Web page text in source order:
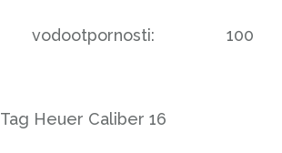
vodootpornosti: 100
Heuer Caliber 16